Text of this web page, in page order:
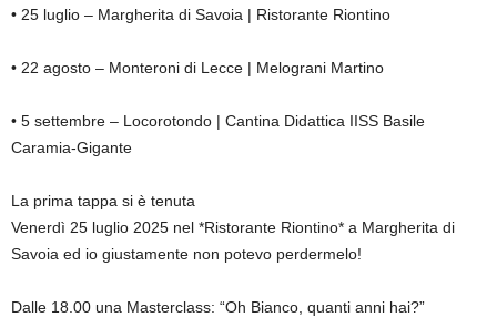
• 25 luglio – Margherita di Savoia | Ristorante Riontino
• 22 agosto – Monteroni di Lecce | Melograni Martino
• 5 settembre – Locorotondo | Cantina Didattica IISS Basile
Caramia-Gigante
La prima tappa si è tenuta
Venerdì 25 luglio 2025 nel *Ristorante Riontino* a Margherita di
Savoia ed io giustamente non potevo perdermelo!
Dalle 18.00 una Masterclass: “Oh Bianco, quanti anni hai?”